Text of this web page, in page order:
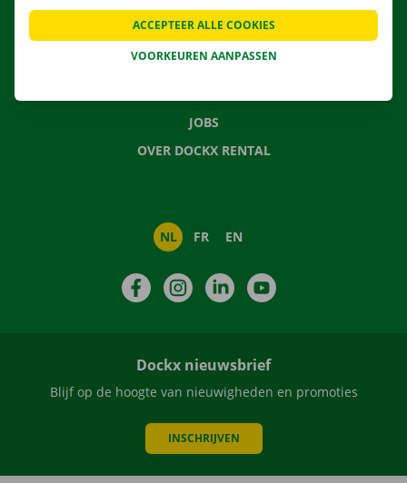
CONTACTEER ONS
VEELGESTELDE VRAGEN
NIEUWS
JOBS
OVER DOCKX RENTAL
NL FR EN
FacebookInstagramLinkedIn
Dockx nieuwsbrief
Blijf op de hoogte van nieuwigheden en promoties
INSCHRIJVEN
VOORKEUREN AANPASSEN
ACCEPTEER ALLE COOKIES